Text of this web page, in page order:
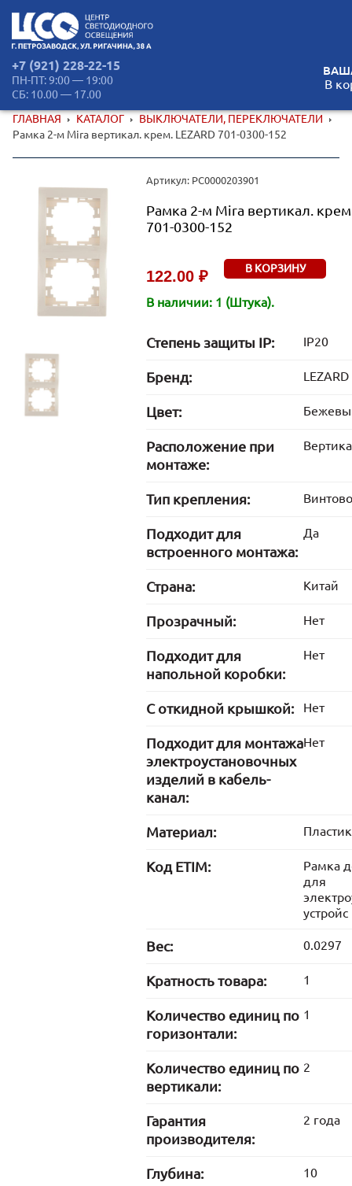
+7 (921) 228-22-15
ПН-ПТ: 9:00 — 19:00
СБ: 10.00 — 17.00
В
ГЛАВНАЯ КАТАЛОГ
ВЫКЛЮЧАТЕЛИ, ПЕРЕКЛЮЧАТЕЛИ
Рамка 2-м Mira вертикал. крем. LEZARD 701-0300-152
Артикул: РС0000203901
Рамка 2-м Mira вертикал.
701-0300-152
122.00 ₽ В КОРЗИНУ
В наличии: 1 (Штука).
Степень защиты IP: IP20
Бренд: LEZARD
Цвет:
Расположение при
монтаже:
Тип крепления:
Подходит для
встроенного монтажа:
Да
Страна: Китай
Прозрачный: Нет
Подходит для
напольной коробки:
Нет
С откидной крышкой: Нет
Подходит для монтажа
электроустановочных
изделий в кабель-
канал:
Нет
Материал: Пластик
Код ETIM:
Рамка
для
устройс
Вес: 0.0297
Кратность товара: 1
Количество единиц по
горизонтали:
1
Количество единиц по
вертикали:
2
Гарантия
производителя:
2 года
Глубина: 10